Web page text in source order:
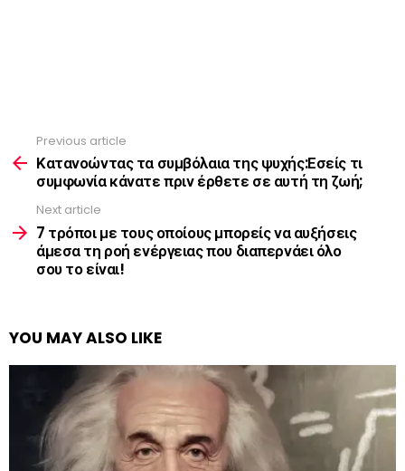
more
Previous article
Κατανοώντας τα συμβόλαια της ψυχής:Εσείς τι
συμφωνία κάνατε πριν έρθετε σε αυτή τη ζωή;
Next article
7 τρόποι με τους οποίους μπορείς να αυξήσεις
άμεσα τη ροή ενέργειας που διαπερνάει όλο
σου το είναι!
YOU MAY ALSO LIKE